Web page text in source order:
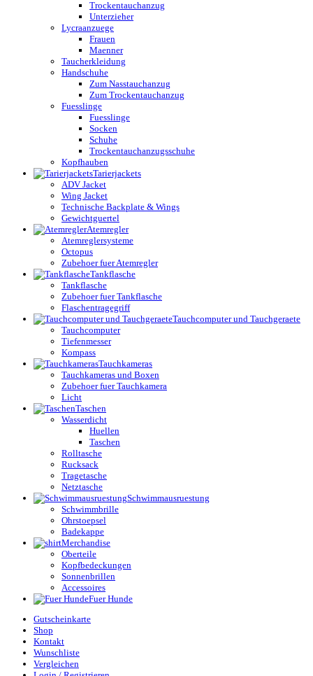
Trockentauchanzug
Unterzieher
Lycraanzuege
Frauen
Maenner
Taucherkleidung
Handschuhe
Zum Nasstauchanzug
Zum Trockentauchanzug
Fuesslinge
Fuesslinge
Socken
Schuhe
Trockentauchanzugsschuhe
Kopfhauben
Tarierjackets
ADV Jacket
Wing Jacket
Technische Backplate & Wings
Gewichtguertel
Atemregler
Atemreglersysteme
Octopus
Zubehoer fuer Atemregler
Tankflasche
Tankflasche
Zubehoer fuer Tankflasche
Flaschentragegriff
Tauchcomputer und Tauchgeraete
Tauchcomputer
Tiefenmesser
Kompass
Tauchkameras
Tauchkameras und Boxen
Zubehoer fuer Tauchkamera
Licht
Taschen
Wasserdicht
Huellen
Taschen
Rolltasche
Rucksack
Tragetasche
Netztasche
Schwimmausruestung
Schwimmbrille
Ohrstoepsel
Badekappe
Merchandise
Oberteile
Kopfbedeckungen
Sonnenbrillen
Accessoires
Fuer Hunde
Gutscheinkarte
Shop
Kontakt
Wunschliste
Vergleichen